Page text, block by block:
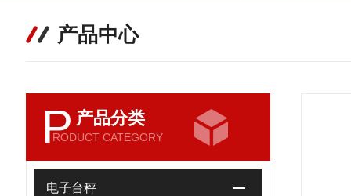
产品中心
P 产品分类
RODUCT CATEGORY
电子台秤